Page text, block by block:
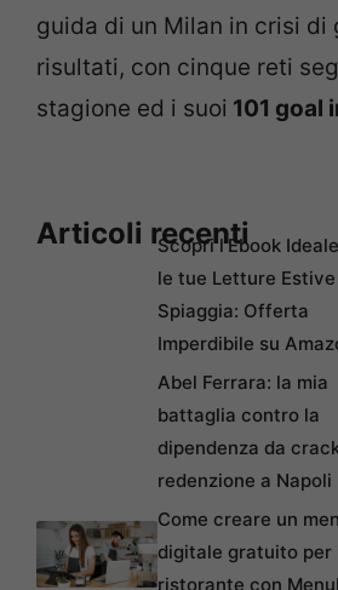
guida di un Milan in crisi di
risultati, con cinque reti
stagione ed i suoi 101 goal
Articoli recenti
Scopri l’Ebook
le tue Letture Estive
Spiaggia: Offerta
Imperdibile su
Abel Ferrara: la mia
battaglia contro la
dipendenza da
redenzione a Napoli
Come creare un
digitale gratuito per
ristorante con